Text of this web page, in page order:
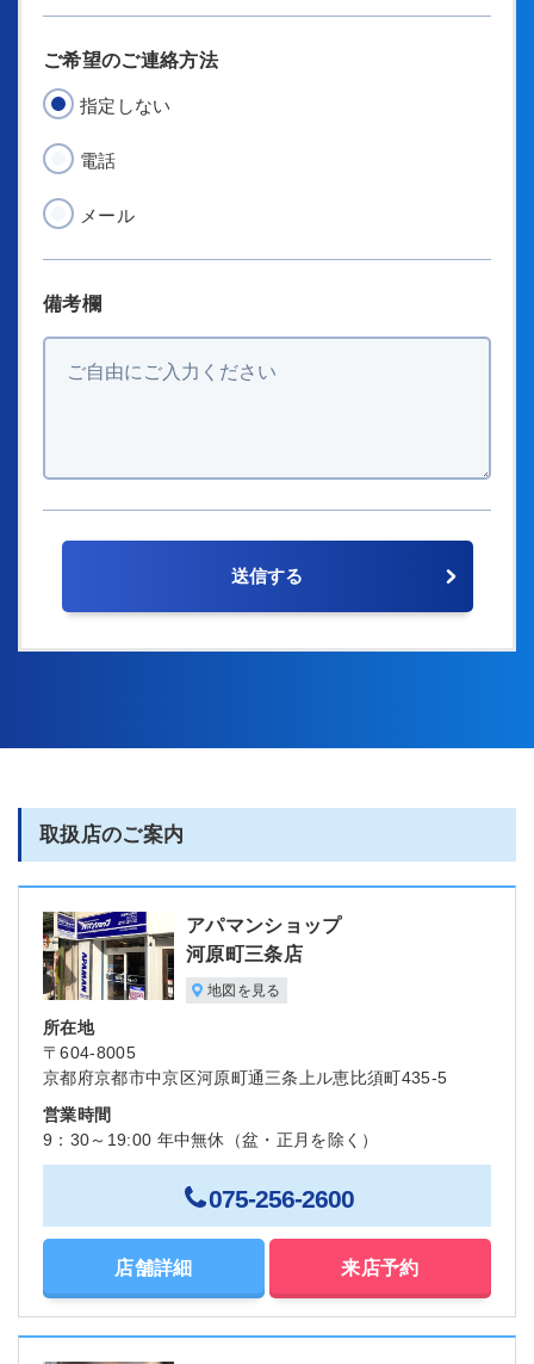
取扱店のご案内
アパマンショップ
河原町三条店
地図を見る
所在地
〒604-8005
京都府京都市中京区河原町通三条上ル恵比須町435-5
営業時間
9：30～19:00 年中無休（盆・正月を除く）
075-256-2600
店舗詳細 来店予約